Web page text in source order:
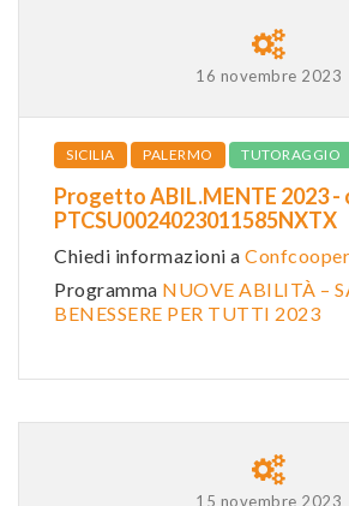
16 novembre 2023
SICILIA PALERMO TUTORAGGIO
Progetto ABIL.MENTE 2023 -
PTCSU0024023011585NXTX
Chiedi informazioni a
Programma NUOVE ABILITÀ –
BENESSERE PER TUTTI 2023
15 novembre 2023